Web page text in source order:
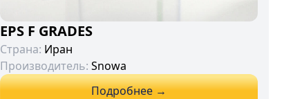
EPS F GRADES
Страна: Иран
Производитель: Snowa
Подробнее →